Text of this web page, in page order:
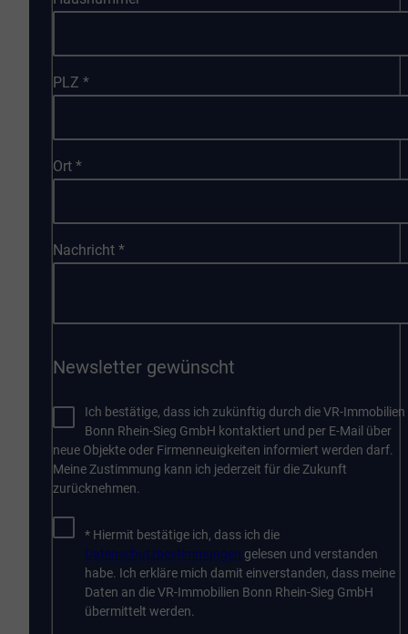
PLZ*
Ort*
Nachricht*
Newsletter gewünscht
Ich bestätige, dass ich zukünftig durch die VR-Immobilien
Bonn Rhein-Sieg GmbH kontaktiert und per E-Mail über
neue Objekte oder Firmenneuigkeiten informiert werden darf.
Meine Zustimmung kann ich jederzeit für die Zukunft
zurücknehmen.
* Hiermit bestätige ich, dass ich die
Datenschutzbestimmungen gelesen und verstanden
habe. Ich erkläre mich damit einverstanden, dass meine
Daten an die VR-Immobilien Bonn Rhein-Sieg GmbH
übermittelt werden.